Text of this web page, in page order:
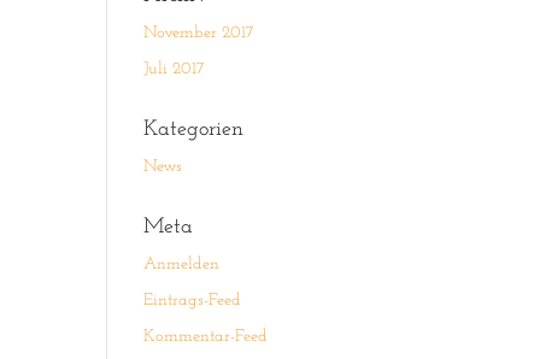
November 2017
Juli 2017
Kategorien
News
Meta
Anmelden
Eintrags-Feed
Kommentar-Feed